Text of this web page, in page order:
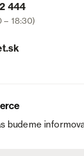
444
– 18:30)
budeme